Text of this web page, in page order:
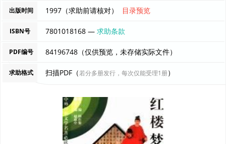
出版时间 1997（求助前请核对） 目录预览
ISBN号 7801018168 —求助条款
PDF编号 84196748（仅供预览，未存储实际文件）
求助格式 扫描PDF（若分多册发行，每次仅能受理1册）